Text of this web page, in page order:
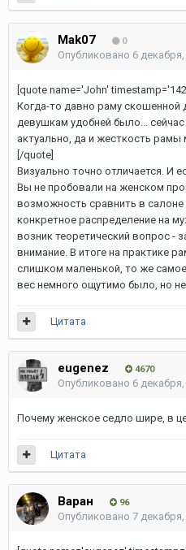
Mak07 0
Опубликовано 6
[quote name='John'
Когда-то давно раму скошенной
девушкам удобней было...
актуально, да и жесткость рамы
[/quote]
Визуально точно отличается. И
Вы не пробовали на женском
возможность сравнить в салоне
конкретное распределение на
возник теоретический вопрос -
внимание. В итоге на практике
слишком маленькой, то же
вес немного ощутимо было, но
Цитата
eugenez 4670
Опубликовано 6
Почему женское седло шире, в
Цитата
Варан 96
Опубликовано 7